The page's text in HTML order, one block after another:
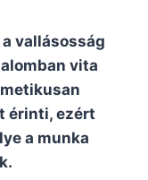
vallásosság
vita
érinti, ezért
a munka